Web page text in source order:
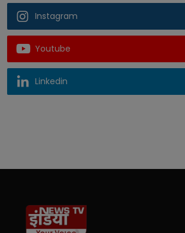
Instagram
Youtube
Linkedin